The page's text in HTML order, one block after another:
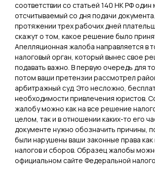
соответствии со статьей 140 НК РФ один
отсчитываемый со дня подачи
протяжении трех рабочих дней
скажут о том, какое решение было
Апелляционная жалоба направляется в
налоговый орган, который вынес свое
подавать важно. В первую очередь для
потом ваши претензии рассмотрел
арбитражный суд. Это несложно,
необходимости привлечения юристов.
жалобу можно как на все решение
целом, так и в отношении каких-то его
документе нужно обозначить причины,
были нарушены ваши законные права
налогов и сборов. Образец жалобы
официальном сайте Федеральной